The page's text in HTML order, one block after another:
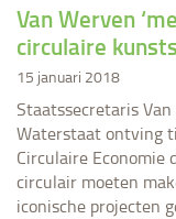
Van Werven
circulaire
15 januari 2018
Staatssecretaris
Waterstaat ontving
Circulaire Economie
circulair moeten
iconische projecten